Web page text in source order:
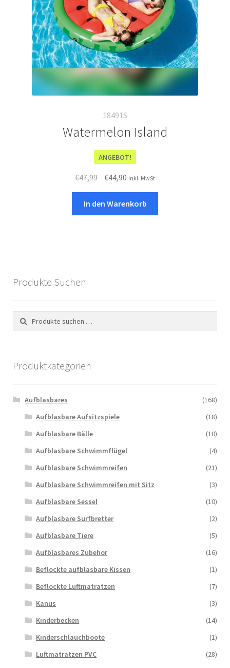
18491S
Watermelon Island
ANGEBOT!
€47,99
Ursprünglicher
Preis
war:
€47,99
€44,90Aktueller
Preis
ist:
€44,90.
inkl. MwSt
In den Warenkorb
Produkte Suchen
Suchen
nach:
Suchen
Produktkategorien
Aufblasbares
(168)
Aufblasbare Aufsitzspiele
(18)
Aufblasbare Bälle
(10)
Aufblasbare Schwimmflügel
(4)
Aufblasbare Schwimmreifen
(21)
Aufblasbare Schwimmreifen mit Sitz
(3)
Aufblasbare Sessel
(10)
Aufblasbare Surfbretter
(2)
Aufblasbare Tiere
(5)
Aufblasbares Zubehor
(16)
Beflockte aufblasbare Kissen
(1)
Beflockte Luftmatratzen
(7)
Kanus
(3)
Kinderbecken
(14)
Kinderschlauchboote
(1)
Luftmatratzen PVC
(28)